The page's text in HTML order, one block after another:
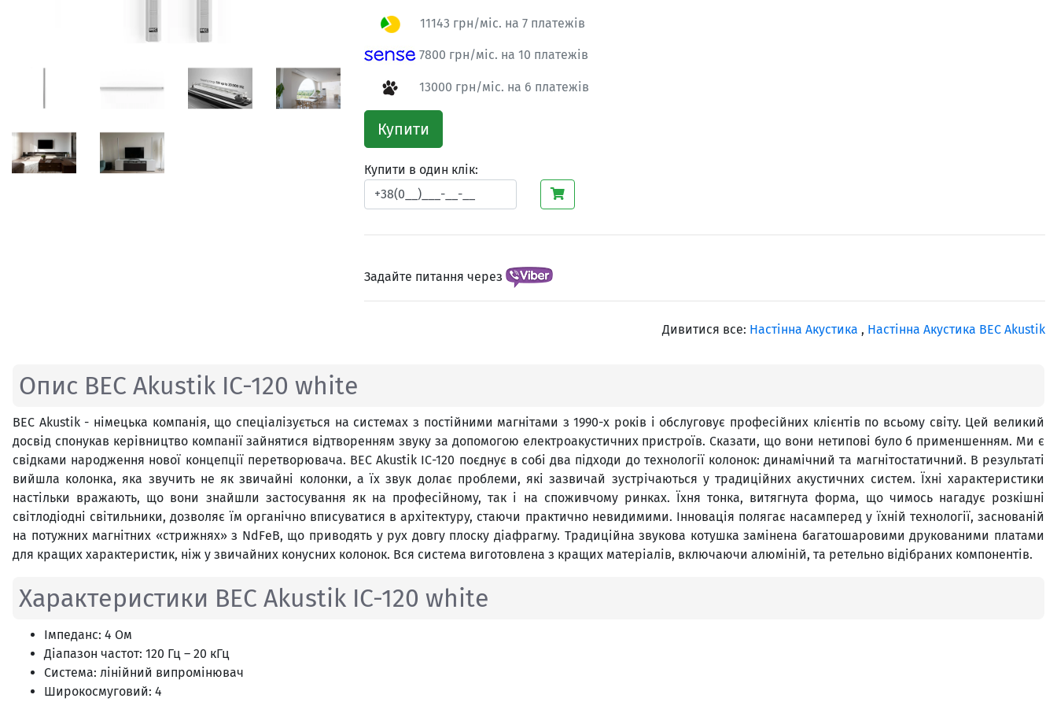
11143 грн/міс. на 7 платежів
7800 грн/міс. на 10 платежів
13000 грн/міс. на 6 платежів
Купити
Купити в один клік:
Задайте питання через
Дивитися все: Настінна Акустика , Настінна Акустика BEC Akustik
Опис BEC Akustik IC-120 white
BEC Akustik - німецька компанія, що спеціалізується на системах з постійними магнітами з 1990-х років і обслуговує професійних клієнтів по всьому світу. Цей великий
досвід спонукав керівництво компанії зайнятися відтворенням звуку за допомогою електроакустичних пристроїв. Сказати, що вони нетипові було б применшенням. Ми є
свідками народження нової концепції перетворювача. BEC Akustik IC-120 поєднує в собі два підходи до технології колонок: динамічний та магнітостатичний. В результаті
вийшла колонка, яка звучить не як звичайні колонки, а їх звук долає проблеми, які зазвичай зустрічаються у традиційних акустичних систем. Їхні характеристики
настільки вражають, що вони знайшли застосування як на професійному, так і на споживчому ринках. Їхня тонка, витягнута форма, що чимось нагадує розкішні
світлодіодні світильники, дозволяє їм органічно вписуватися в архітектуру, стаючи практично невидимими. Інновація полягає насамперед у їхній технології, заснованій
на потужних магнітних «стрижнях» з NdFeB, що приводять у рух довгу плоску діафрагму. Традиційна звукова котушка замінена багатошаровими друкованими платами
для кращих характеристик, ніж у звичайних конусних колонок. Вся система виготовлена ​​з кращих матеріалів, включаючи алюміній, та ретельно відібраних компонентів.
Характеристики BEC Akustik IC-120 white
Імпеданс: 4 Ом
Діапазон частот: 120 Гц – 20 кГц
Система: лінійний випромінювач
Широкосмуговий: 4